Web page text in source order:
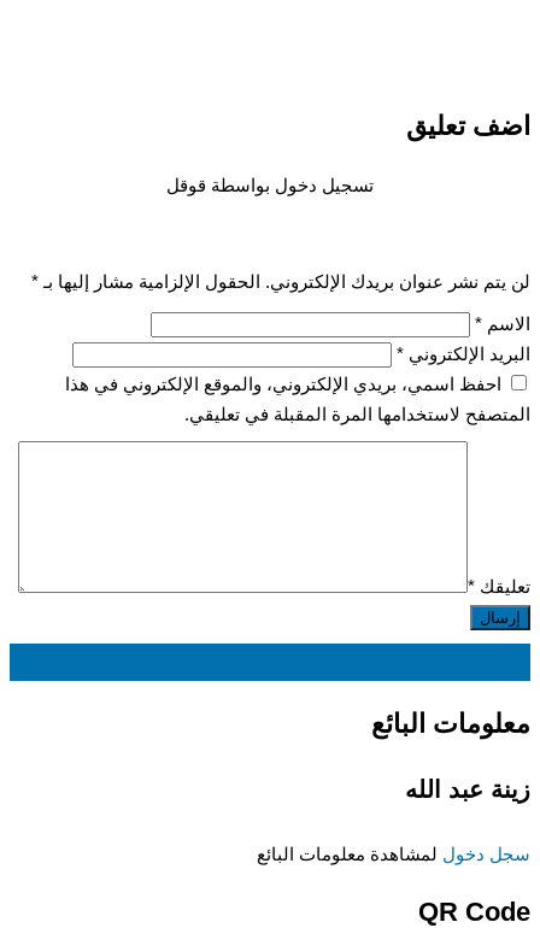
اضف تعليق
تسجيل دخول بواسطة قوقل
لن يتم نشر عنوان بريدك الإلكتروني. الحقول الإلزامية مشار إليها بـ *
الاسم *
البريد الإلكتروني *
احفظ اسمي، بريدي الإلكتروني، والموقع الإلكتروني في هذا
المتصفح لاستخدامها المرة المقبلة في تعليقي.
تعليقك *
معلومات البائع
زينة عبد الله
سجل دخول لمشاهدة معلومات البائع
QR Code